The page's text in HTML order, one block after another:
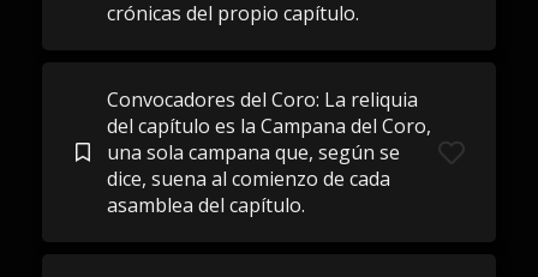
crónicas del propio capítulo.
Convocadores del Coro: La reliquia
del capítulo es la Campana del Coro,
una sola campana que, según se
dice, suena al comienzo de cada
asamblea del capítulo.